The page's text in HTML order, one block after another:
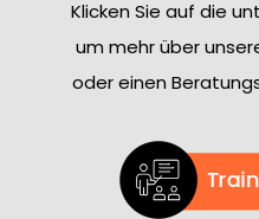
Klicken Sie auf die
um mehr über
oder einen